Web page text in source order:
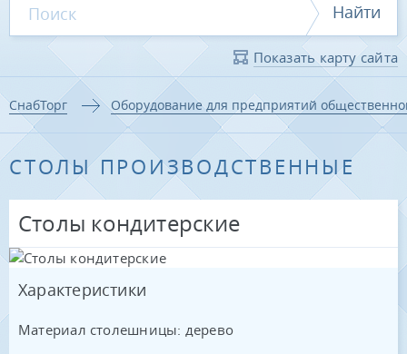
Найти
Показать карту сайта
СнабТорг Оборудование для предприятий
СТОЛЫ ПРОИЗВОДСТВЕННЫЕ
Столы кондитерские
Характеристики
Материал столешницы: дерево